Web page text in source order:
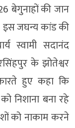
की जान
इस जघन्य कांड की
स्वामी सदानंद
के झोतेश्वर
हुए कहा कि
निशाना बना रहे
को नाकाम करने